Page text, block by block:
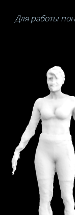
Для работы